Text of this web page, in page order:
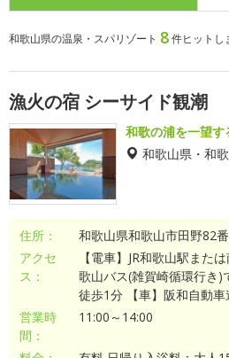
和歌山県の温泉・スパリゾート 8件ヒットし
漁火の宿 シーサイド観潮
和歌の浦を一望
和歌山県・和
住所：
和歌山県和歌山市田野82
アクセ
ス：
【電車】JR和歌山駅また
歌山バス(雑賀崎循環行き)
徒歩1分 【車】阪和自動
営業時
間：
11:00～14:00